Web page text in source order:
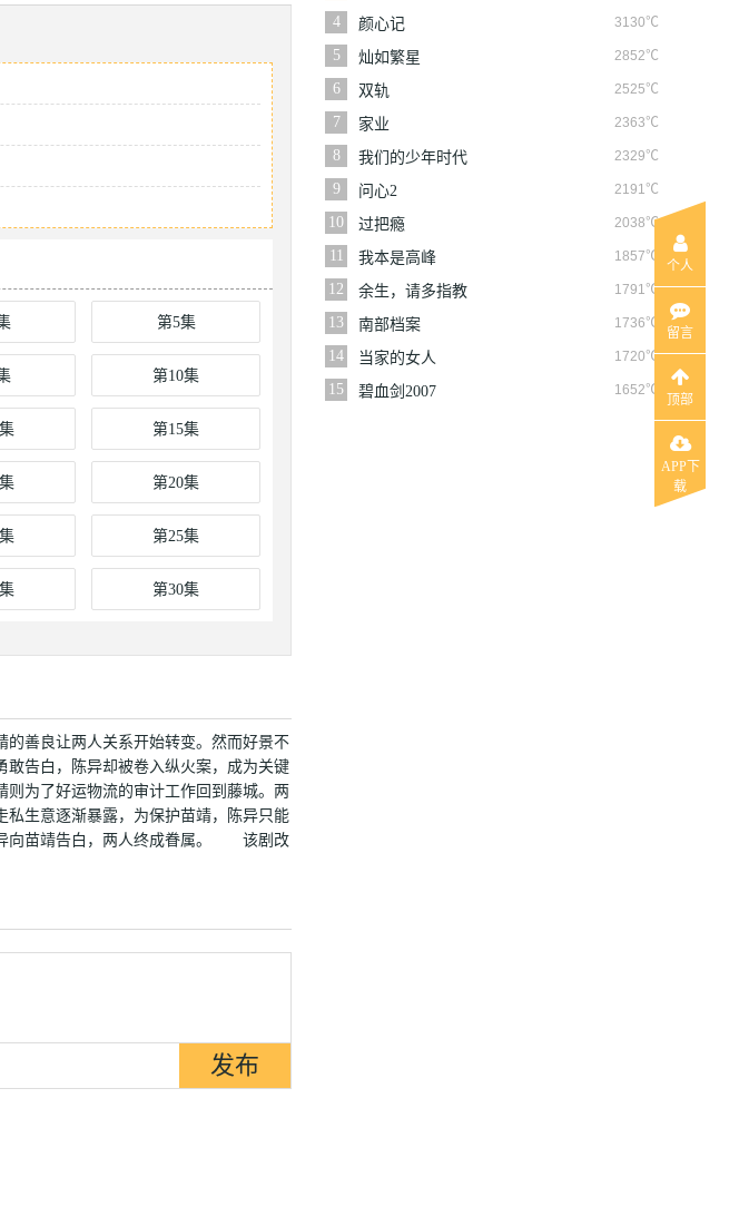
第5集
第10集
第15集
第20集
第25集
第30集
的善良让两人关系开始转变。然而好景不
告白，陈异却被卷入纵火案，成为关键
为了好运物流的审计工作回到藤城。两
私生意逐渐暴露，为保护苗靖，陈异只能
异向苗靖告白，两人终成眷属。 该剧改
4
3130℃
颜心记
5
2852℃
灿如繁星
6
2525℃
双轨
7
2363℃
家业
8
2329℃
我们的少年时代
9
2191℃
问心2
10
2038℃
过把瘾
11
1857℃
我本是高峰
12
1791℃
余生，请多指教
13
1736℃
南部档案
14
1720℃
当家的女人
15
1652℃
碧血剑2007
个人
留言
顶部
APP下
载